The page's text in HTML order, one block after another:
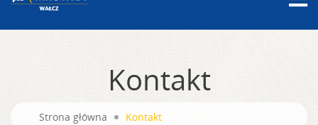
Kontakt
Strona główna Kontakt